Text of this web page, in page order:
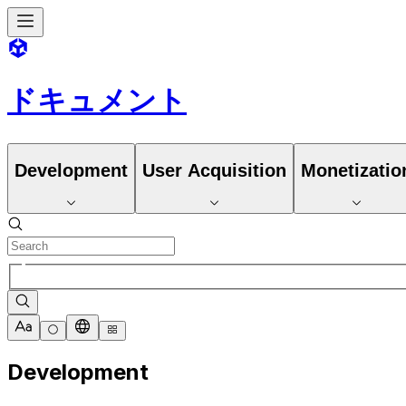
ドキュメント
Development User Acquisition
Development